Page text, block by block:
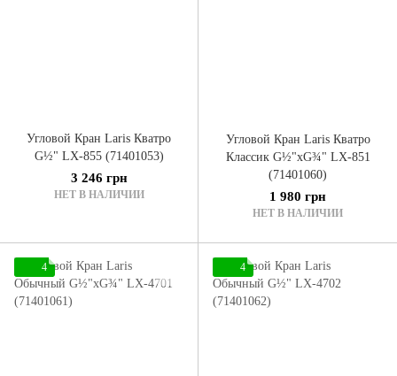
Угловой Кран Laris Кватро
G½" LX-855 (71401053)
3 246 грн
НЕТ В НАЛИЧИИ
Угловой Кран Laris Кватро
Классик G½"xG¾" LX-851
(71401060)
1 980 грн
НЕТ В НАЛИЧИИ
4 4